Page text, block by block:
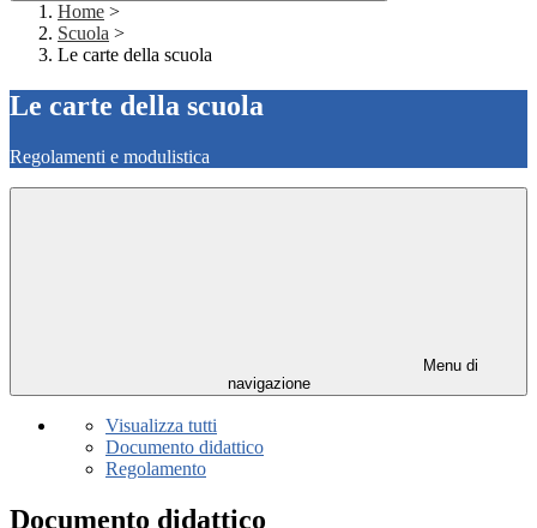
Home >
Scuola >
Le carte della scuola
Le carte della scuola
Regolamenti e modulistica
Menu di
navigazione
Visualizza tutti
Documento didattico
Regolamento
Documento didattico